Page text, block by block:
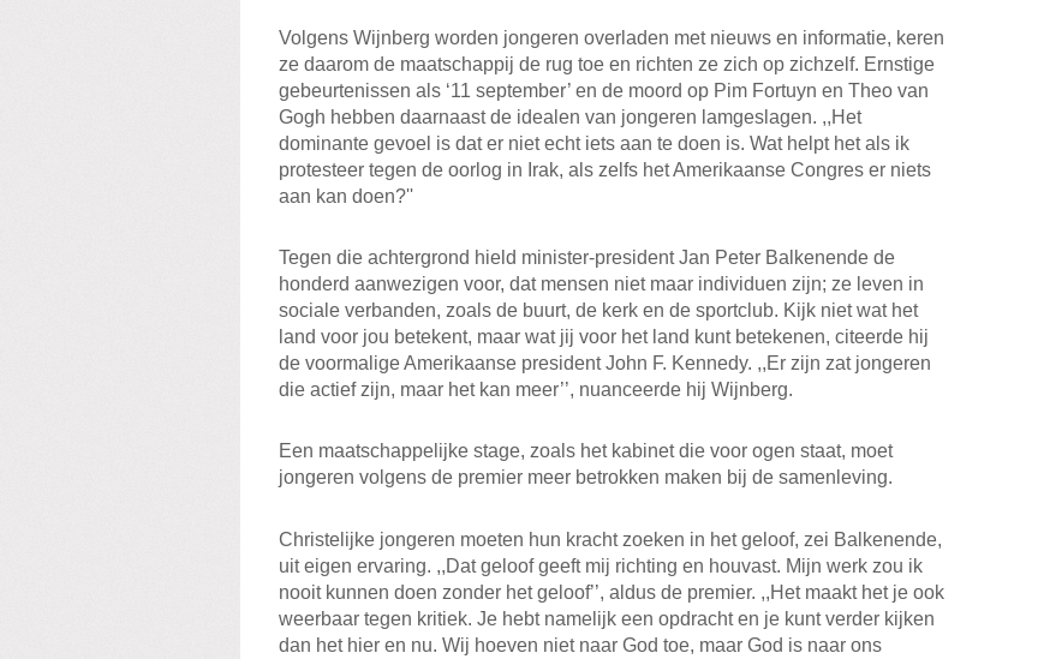
Volgens Wijnberg worden jongeren overladen met nieuws en informatie, keren
ze daarom de maatschappij de rug toe en richten ze zich op zichzelf. Ernstige
gebeurtenissen als ‘11 september’ en de moord op Pim Fortuyn en Theo van
Gogh hebben daarnaast de idealen van jongeren lamgeslagen. ,,Het
dominante gevoel is dat er niet echt iets aan te doen is. Wat helpt het als ik
protesteer tegen de oorlog in Irak, als zelfs het Amerikaanse Congres er niets
aan kan doen?''
Tegen die achtergrond hield minister-president Jan Peter Balkenende de
honderd aanwezigen voor, dat mensen niet maar individuen zijn; ze leven in
sociale verbanden, zoals de buurt, de kerk en de sportclub. Kijk niet wat het
land voor jou betekent, maar wat jij voor het land kunt betekenen, citeerde hij
de voormalige Amerikaanse president John F. Kennedy. ,,Er zijn zat jongeren
die actief zijn, maar het kan meer’’, nuanceerde hij Wijnberg.
Een maatschappelijke stage, zoals het kabinet die voor ogen staat, moet
jongeren volgens de premier meer betrokken maken bij de samenleving.
Christelijke jongeren moeten hun kracht zoeken in het geloof, zei Balkenende,
uit eigen ervaring. ,,Dat geloof geeft mij richting en houvast. Mijn werk zou ik
nooit kunnen doen zonder het geloof’’, aldus de premier. ,,Het maakt het je ook
weerbaar tegen kritiek. Je hebt namelijk een opdracht en je kunt verder kijken
dan het hier en nu. Wij hoeven niet naar God toe, maar God is naar ons